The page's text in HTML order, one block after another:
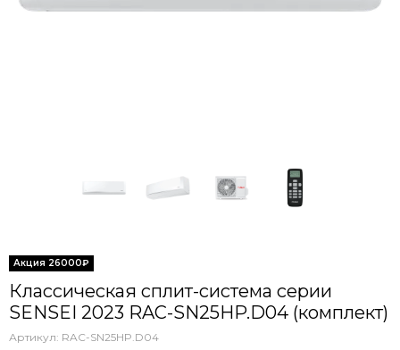
Классическая сплит-система серии
SENSEI 2023 RAC-SN25HP.D04 (комплект)
Артикул: RAC-SN25HP.D04